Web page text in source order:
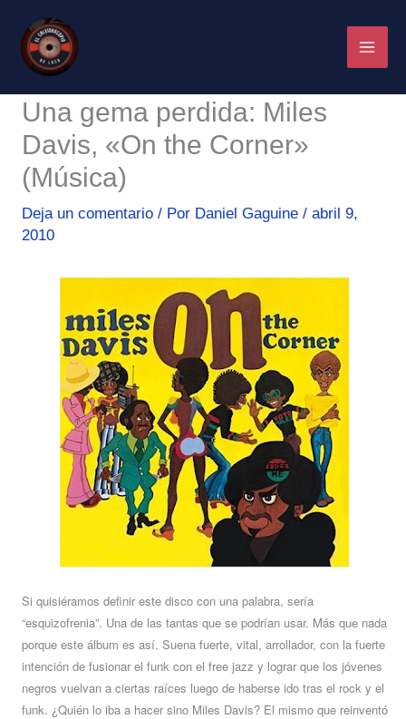
contenido
Una gema perdida: Miles
Davis, «On the Corner»
(Música)
Deja un comentario / Por Daniel Gaguine / abril 9,
2010
Si quisiéramos definir este disco con una palabra, sería
“esquizofrenia”. Una de las tantas que se podrían usar. Más que nada
porque este álbum es así. Suena fuerte, vital, arrollador, con la fuerte
intención de fusionar el funk con el free jazz y lograr que los jóvenes
negros vuelvan a ciertas raíces luego de haberse ido tras el rock y el
funk. ¿Quién lo iba a hacer sino Miles Davis? El mismo que reinventó